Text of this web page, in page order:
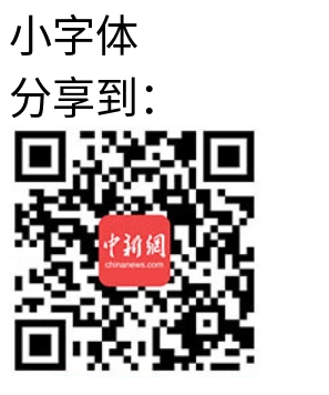
小字体
分享到：